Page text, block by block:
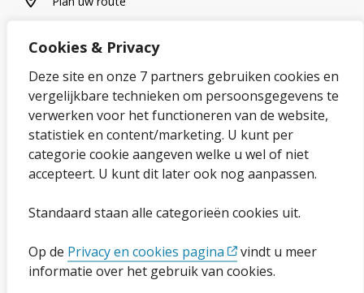
Cookies & Privacy
Deze site en onze 7 partners gebruiken cookies en
vergelijkbare technieken om persoonsgegevens te
verwerken voor het functioneren van de website,
statistiek en content/marketing. U kunt per
categorie cookie aangeven welke u wel of niet
accepteert. U kunt dit later ook nog aanpassen.
Standaard staan alle categorieën cookies uit.
Op de Privacy en cookies pagina
vindt u meer
informatie over het gebruik van cookies.
Over onze website
Sitemap
Privacybeleid en cookies
Cookies wijzigen
Ga naar de pagina